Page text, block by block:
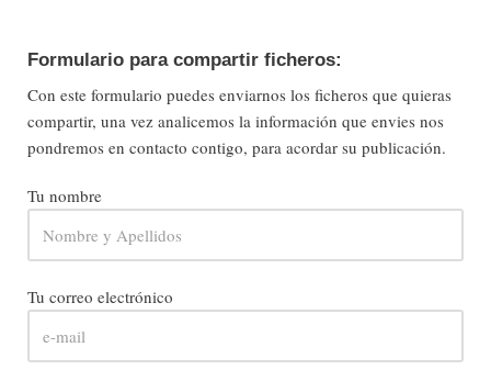
Formulario para compartir ficheros:
Con este formulario puedes enviarnos los ficheros que quieras
compartir, una vez analicemos la información que envies nos
pondremos en contacto contigo, para acordar su publicación.
Tu nombre
Tu correo electrónico